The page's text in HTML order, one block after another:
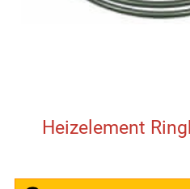
Heizelement